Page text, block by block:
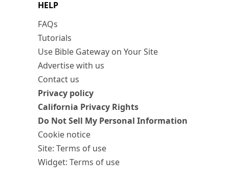
HELP
FAQs
Tutorials
Use Bible Gateway on Your Site
Advertise with us
Contact us
Privacy policy
California Privacy Rights
Do Not Sell My Personal Information
Cookie notice
Site: Terms of use
Widget: Terms of use